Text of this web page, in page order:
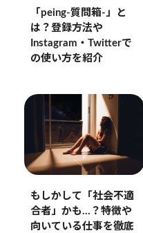
「peing-質問箱-」と
は？登録方法や
Instagram・Twitterで
の使い方を紹介
もしかして「社会不適
合者」かも…？特徴や
向いている仕事を徹底